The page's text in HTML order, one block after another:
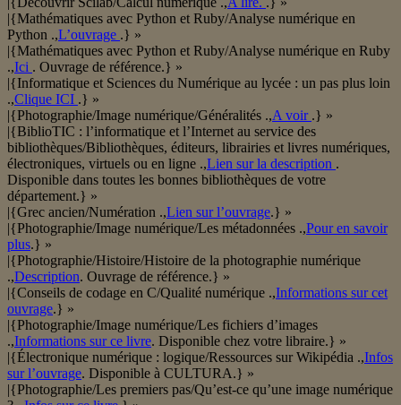
|{Mathématiques avec Python et Ruby/Analyse numérique en
Python .,L’ouvrage .} »
|{Mathématiques avec Python et Ruby/Analyse numérique en Ruby
.,Ici . Ouvrage de référence.} »
|{Informatique et Sciences du Numérique au lycée : un pas plus loin
.,Clique ICI .} »
|{Photographie/Image numérique/Généralités .,A voir .} »
|{BiblioTIC : l’informatique et l’Internet au service des
bibliothèques/Bibliothèques, éditeurs, librairies et livres numériques,
électroniques, virtuels ou en ligne .,Lien sur la description .
Disponible dans toutes les bonnes bibliothèques de votre
département.} »
|{Grec ancien/Numération .,Lien sur l’ouvrage.} »
|{Photographie/Image numérique/Les métadonnées .,Pour en savoir
plus.} »
|{Photographie/Histoire/Histoire de la photographie numérique
.,Description. Ouvrage de référence.} »
|{Conseils de codage en C/Qualité numérique .,Informations sur cet
ouvrage.} »
|{Photographie/Image numérique/Les fichiers d’images
.,Informations sur ce livre. Disponible chez votre libraire.} »
|{Électronique numérique : logique/Ressources sur Wikipédia .,Infos
sur l’ouvrage. Disponible à CULTURA.} »
|{Photographie/Les premiers pas/Qu’est-ce qu’une image numérique